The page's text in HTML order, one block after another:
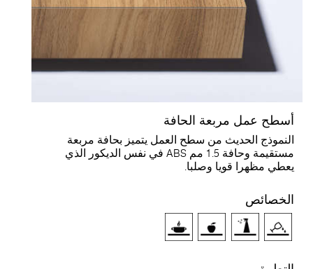
عمل مربعة الحافة
الحديث من سطح العمل يتميز بحافة مربعة
مستقيمة وحافة 1.5 مم ABS في نفس الديكور الذي
مظهرا قويا وصلبا.